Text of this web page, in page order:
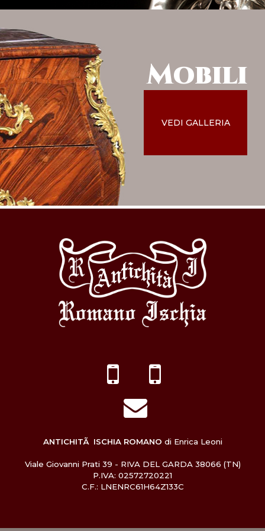
Mobili
VEDI GALLERIA
ANTICHITÃ ISCHIA ROMANO di Enrica Leoni
Viale Giovanni Prati 39 - RIVA DEL GARDA 38066 (TN)
P.IVA: 02572720221
C.F.: LNENRC61H64Z133C